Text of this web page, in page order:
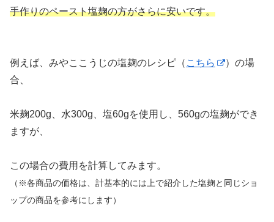
手作りのペースト塩麹の方がさらに安いです。
例えば、みやここうじの塩麹のレシピ（ こちら
）の場
合、
米麹200g、水300g、塩60gを使用し、560gの塩麹ができ
ますが、
この場合の費用を計算してみます。
（※各商品の価格は、計基本的には上で紹介した塩麹と同じショ
ップの商品を参考にします）